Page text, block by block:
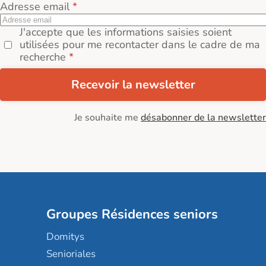
Adresse email
J'accepte que les informations saisies soient
utilisées pour me recontacter dans le cadre de ma
recherche
Recevoir la newsletter
Je souhaite me désabonner de la newsletter
Groupes Résidences seniors
Domitys
Senioriales